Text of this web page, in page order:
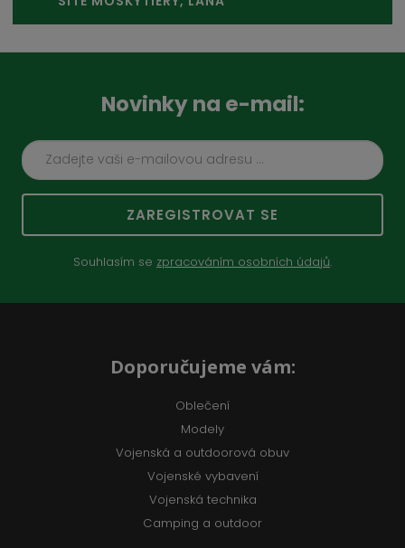
Novinky na e-mail:
ZAREGISTROVAT SE
Souhlasím se zpracováním osobních údajů.
Doporučujeme vám:
Oblečení
Modely
Vojenská a outdoorová obuv
Vojenské vybavení
Vojenská technika
Camping a outdoor